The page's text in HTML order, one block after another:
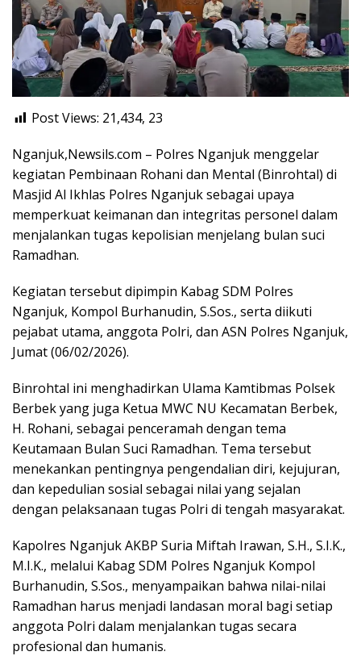
Post Views: 21,434, 23
Nganjuk,Newsils.com – Polres Nganjuk menggelar
kegiatan Pembinaan Rohani dan Mental (Binrohtal) di
Masjid Al Ikhlas Polres Nganjuk sebagai upaya
memperkuat keimanan dan integritas personel dalam
menjalankan tugas kepolisian menjelang bulan suci
Ramadhan.
Kegiatan tersebut dipimpin Kabag SDM Polres
Nganjuk, Kompol Burhanudin, S.Sos., serta diikuti
pejabat utama, anggota Polri, dan ASN Polres Nganjuk,
Jumat (06/02/2026).
Binrohtal ini menghadirkan Ulama Kamtibmas Polsek
Berbek yang juga Ketua MWC NU Kecamatan Berbek,
H. Rohani, sebagai penceramah dengan tema
Keutamaan Bulan Suci Ramadhan. Tema tersebut
menekankan pentingnya pengendalian diri, kejujuran,
dan kepedulian sosial sebagai nilai yang sejalan
dengan pelaksanaan tugas Polri di tengah masyarakat.
Kapolres Nganjuk AKBP Suria Miftah Irawan, S.H., S.I.K.,
M.I.K., melalui Kabag SDM Polres Nganjuk Kompol
Burhanudin, S.Sos., menyampaikan bahwa nilai-nilai
Ramadhan harus menjadi landasan moral bagi setiap
anggota Polri dalam menjalankan tugas secara
profesional dan humanis.